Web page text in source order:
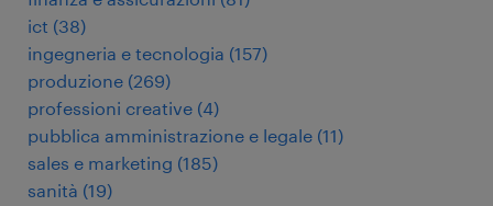
ict (38)
ingegneria e tecnologia (157)
produzione (269)
professioni creative (4)
pubblica amministrazione e legale (11)
sales e marketing (185)
sanità (19)